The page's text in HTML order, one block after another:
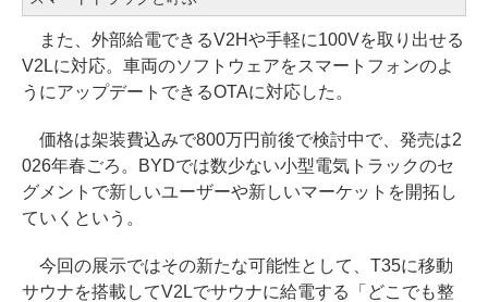
また、外部給電できるV2Hや手軽に100Vを取り出せる
V2Lに対応。車両のソフトウェアをスマートフォンのよ
うにアップデートできるOTAに対応した。
価格は架装費込みで800万円前後で検討中で、発売は2
026年春ごろ。BYDでは数少ない小型電気トラックのセ
グメントで新しいユーザーや新しいマーケットを開拓し
ていくという。
今回の展示ではその新たな可能性として、T35に移動
サウナを搭載してV2Lでサウナに給電する「どこでも整